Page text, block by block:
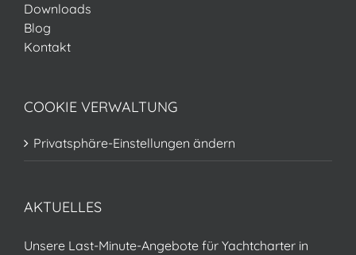
Downloads
Blog
Kontakt
COOKIE VERWALTUNG
Privatsphäre-Einstellungen ändern
AKTUELLES
Unsere Last-Minute-Angebote für Yachtcharter in